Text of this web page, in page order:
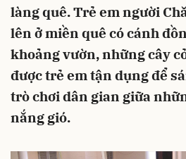
làng quê. Trẻ em người
lên ở miền quê có cánh
khoảng vườn, những cây
được trẻ em tận dụng để
trò chơi dân gian giữa
nắng gió.